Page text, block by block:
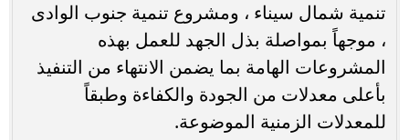
تنمية شمال سيناء ، ومشروع تنمية جنوب الوادى
، موجهاً بمواصلة بذل الجهد للعمل بهذه
المشروعات الهامة بما يضمن الانتهاء من التنفيذ
بأعلى معدلات من الجودة والكفاءة وطبقاً
للمعدلات الزمنية الموضوعة.